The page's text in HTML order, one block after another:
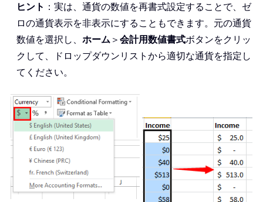
ヒント ：実は、通貨の数値を再書式設定することで、ゼ
ロの通貨表示を非表示にすることもできます。元の通貨
数値を選択し、 ホーム ＞ 会計用数値書式ボタンをクリッ
クして、ドロップダウンリストから適切な通貨を指定し
てください。